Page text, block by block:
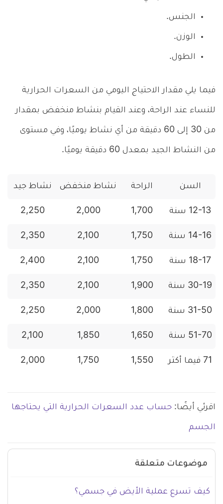
الجنس.
الوزن.
الطول.
فيما يلي مقدار الاحتياج اليومي من السعرات الحرارية
للنساء عند الراحة، وعند القيام بنشاط منخفض بمقدار
من 30 إلى 60 دقيقة من أي نشاط يوميًا، وفي مستوى
من النشاط الجيد بمعدل 60 دقيقة يوميًا.
السن الراحة نشاط منخفض نشاط جيد
12-13 سنة 1,700
2,000
2,250
14-16 سنة 1,750
2,100
2,350
18-17 سنة 1,750
2,100
2,400
30-19 سنة 1,900
2,100
2,350
31-50 سنة 1,800
2,000
2,250
51-70 سنة 1,650
1,850
2,100
71 فيما أكثر 1,550
1,750
2,000
اقرئي أيضًا: حساب عدد السعرات الحرارية التي يحتاجها
الجسم
موضوعات متعلقة
كيف تسرع عملية الأيض في جسمي؟